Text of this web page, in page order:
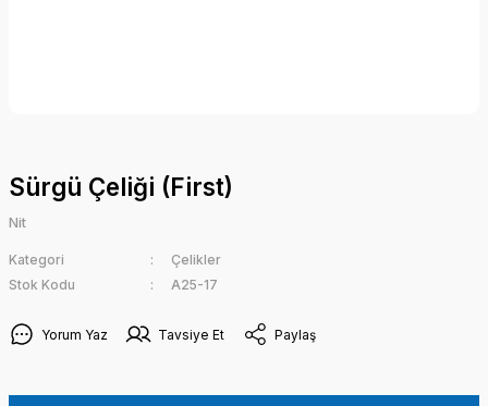
Sürgü Çeliği (First)
Nit
Kategori
Çelikler
Stok Kodu
A25-17
Yorum Yaz Tavsiye Et Paylaş